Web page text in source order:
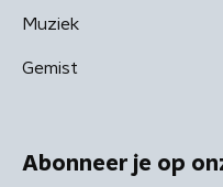
Muziek
Gemist
Abonneer je op